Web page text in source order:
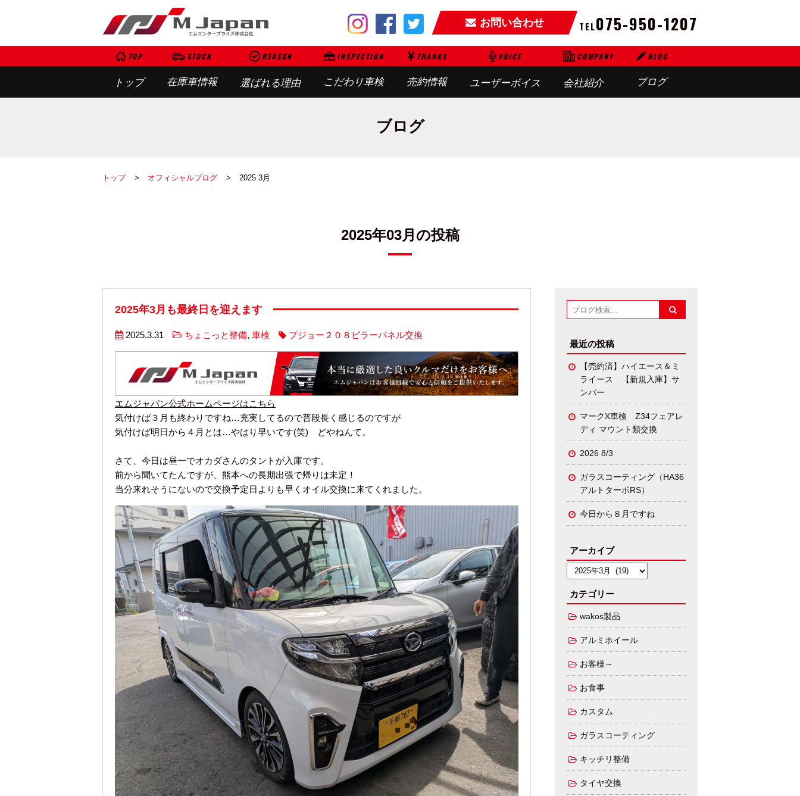
お問い合わせ TEL075-950-1207
TOP
トップ
STOCK
在庫車情報
REASON
選ばれる理由
INSPECTION
こだわり車検
THANKS
売約情報
VOICE
ユーザーボイス
COMPANY
会社紹介
BLOG
ブログ
ブログ
トップ オフィシャルブログ 2025 3月
2025年03月の投稿
2025年3月も最終日を迎えます
2025.3.31 ちょこっと整備, 車検 プジョー２０８ピラーパネル交換
エムジャパン公式ホームページはこちら
気付けば３月も終わりですね…充実してるので普段長く感じるのですが
気付けば明日から４月とは…やはり早いです(笑) どやねんて。
さて、今日は昼一でオカダさんのタントが入庫です。
前から聞いてたんですが、熊本への長期出張で帰りは未定！
当分来れそうにないので交換予定日よりも早くオイル交換に来てくれました。
最近の投稿
【売約済】ハイエース＆ミ
ライース 【新規入庫】サ
ンバー
マークX車検 Z34フェアレ
ディ マウント類交換
2026 8/3
ガラスコーティング（HA36
アルトターボRS）
今日から８月ですね
アーカイブ
カテゴリー
wakos製品
アルミホイール
お客様～
お食事
カスタム
ガラスコーティング
キッチリ整備
タイヤ交換